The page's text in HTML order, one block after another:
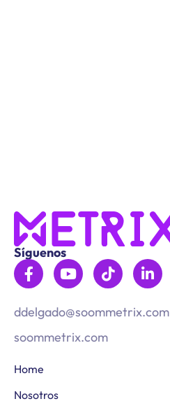
Síguenos
ddelgado@soommetrix.com
soommetrix.com
Home
Nosotros